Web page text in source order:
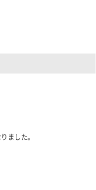
ました。